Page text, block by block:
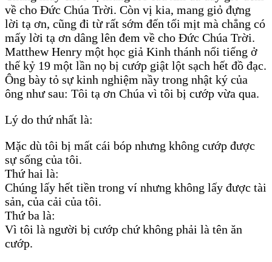
về cho Đức Chúa Trời. Còn vị kia, mang giỏ đựng
lời tạ ơn, cũng đi từ rất sớm đến tối mịt mà chẳng có
mấy lời tạ ơn dâng lên đem về cho Đức Chúa Trời.
Matthew Henry một học giả Kinh thánh nổi tiếng ở
thế kỷ 19 một lần nọ bị cướp giật lột sạch hết đồ đạc.
Ông bày tỏ sự kinh nghiệm nầy trong nhật ký của
ông như sau: Tôi tạ ơn Chúa vì tôi bị cướp vừa qua.
Lý do thứ nhất là:
Mặc dù tôi bị mất cái bóp nhưng không cướp được
sự sống của tôi.
Thứ hai là:
Chúng lấy hết tiền trong ví nhưng không lấy được tài
sản, của cải của tôi.
Thứ ba là:
Vì tôi là người bị cướp chứ không phải là tên ăn
cướp.